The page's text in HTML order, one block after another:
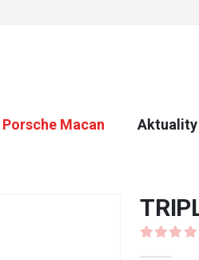
Porsche Macan Aktuality